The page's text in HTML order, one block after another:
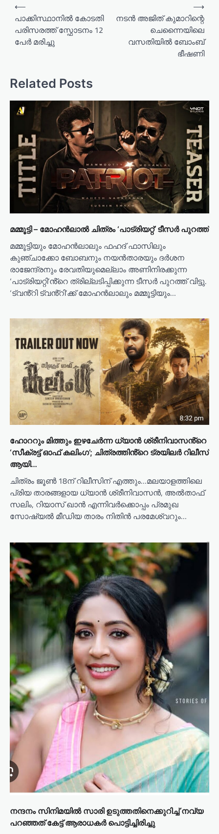
a
t
⟵
പാക്കിസ്ഥാനിൽ കോടതി
പരിസരത്ത് സ്ഫോടനം 12
പേർ മരിച്ചു
നടൻ അജിത് കുമാറിന്റെ
ചെന്നൈയിലെ
വസതിയിൽ ബോംബ്
ഭീഷണി
⟶
Related Posts
മമ്മൂട്ടി – മോഹൻലാൽ ചിത്രം ‘പാട്രിയറ്റ്’ ടീസർ പുറത്ത്
മമ്മൂട്ടിയും മോഹൻലാലും ഫഹദ് ഫാസിലും
കുഞ്ചാക്കോ ബോബനും നയൻതാരയും ദർശന
രാജേന്ദ്രനും രേവതിയുമെല്ലാം അണിനിരക്കുന്ന
‘പാട്രിയറ്റി’ൻ്റെ ത്രില്ലടിപ്പിക്കുന്ന ടീസർ പുറത്ത് വിട്ടു.
‘ട്വൻ്റി ട്വൻ്റി’ക്ക് മോഹൻലാലും മമ്മൂട്ടിയും…
ഹോററും മിത്തും ഇഴചേർന്ന ധ്യാൻ ശ്രീനിവാസൻ്റെ
‘സീക്രട്ട് ഓഫ് കലിംഗ’; ചിത്രത്തിൻ്റെ ട്രയിലർ റിലീസ്
ആയി…
ചിത്രം ജൂൺ 18ന് റിലീസിന് എത്തും…മലയാളത്തിലെ
പ്രിയ താരങ്ങളായ ധ്യാൻ ശ്രീനിവാസൻ, അൽതാഫ്
സലിം, റിയാസ് ഖാൻ എന്നിവർക്കൊപ്പം പ്രമുഖ
സോഷ്യൽ മീഡിയ താരം നിതിൻ പരമേശ്വറും…
നന്ദനം സിനിമയില്‍ സാരി ഉടുത്തതിനെക്കുറിച്ച് നവ്യ
പറഞ്ഞത് കേട്ട് ആരാധകര്‍ പൊട്ടിച്ചിരിച്ചു